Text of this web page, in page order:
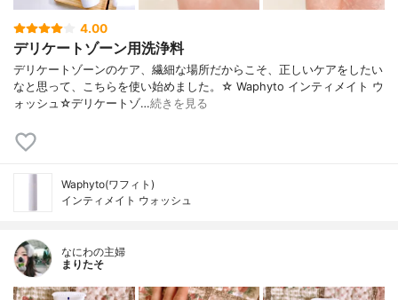
4.00
デリケートゾーン用洗浄料
デリケートゾーンのケア、繊細な場所だからこそ、正しいケアをしたい
なと思って、こちらを使い始めました。☆ Waphyto インティメイト ウ
ォッシュ☆デリケートゾ…続きを見る
Waphyto(ワフィト)
インティメイト ウォッシュ
なにわの主婦
まりたそ